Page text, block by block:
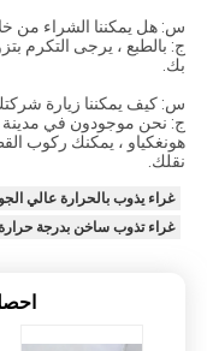
س: هل يمكننا الشراء من
ج: بالطبع ، يرجى التكرم
بك.
س: كيف يمكننا زيارة
هونغكياو ، يمكنك ركوب
نقلك.
غراء يذوب بالحرارة عالي
غراء تذوب ساخن بدرجة حرارة